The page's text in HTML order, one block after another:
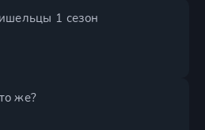
1 сезон
же?